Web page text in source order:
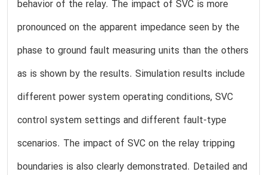
behavior of the relay. The impact of SVC is more
pronounced on the apparent impedance seen by the
phase to ground fault measuring units than the others
as is shown by the results. Simulation results include
different power system operating conditions, SVC
control system settings and different fault-type
scenarios. The impact of SVC on the relay tripping
boundaries is also clearly demonstrated. Detailed and